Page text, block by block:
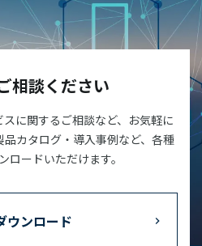
3588-0551
問い合わせ
ダウンロード
相談ください
に関するご相談など、お気軽に
カタログ・導入事例など、各種
ロードいただけます。
ウンロード